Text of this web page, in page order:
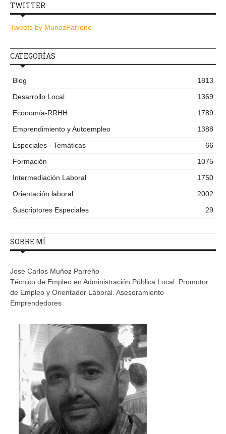
TWITTER
Tweets by MunozParreno
CATEGORÍAS
Blog
1813
Desarrollo Local
1369
Economía-RRHH
1789
Emprendimiento y Autoempleo
1388
Especiales - Temáticas
66
Formación
1075
Intermediación Laboral
1750
Orientación laboral
2002
Suscriptores Especiales
29
SOBRE MÍ
Jose Carlos Muñoz Parreño
Técnico de Empleo en Administración Pública Local. Promotor
de Empleo y Orientador Laboral. Asesoramiento
Emprendedores